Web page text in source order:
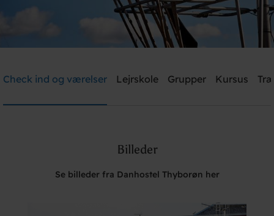
Brug for hjælp? Ring+45 2239 4183
Check ind og værelser Lejrskole Grupper Kursus
Billeder
Se billeder fra Danhostel Thyborøn her